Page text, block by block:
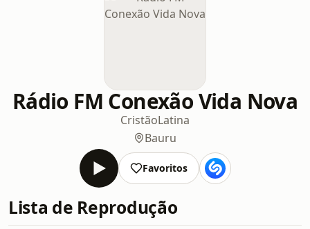
Rádio FM Conexão Vida Nova
CristãoLatina
Bauru
Favoritos
Lista de Reprodução